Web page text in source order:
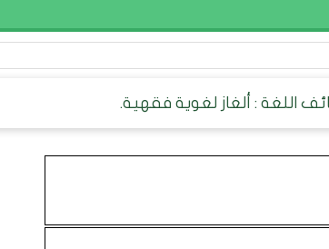
اللغة : ألغاز لغوية فقهية.